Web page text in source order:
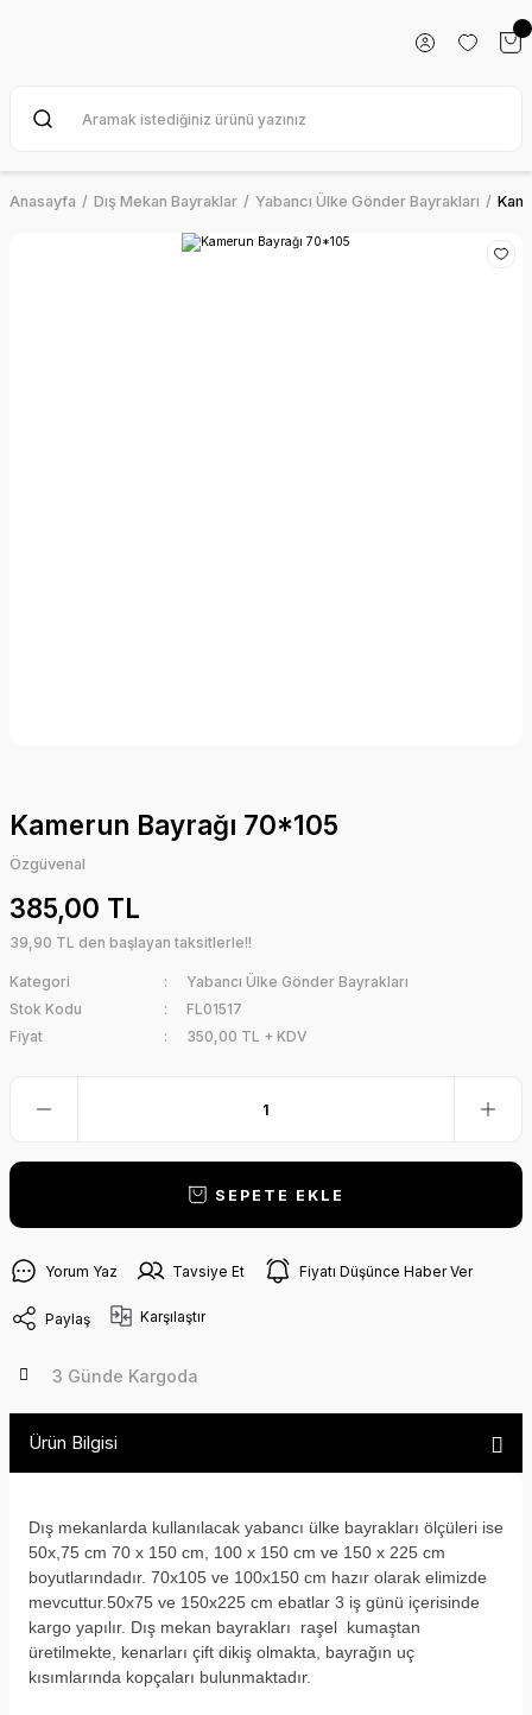
Anasayfa Dış Mekan Bayraklar Yabancı Ülke Gönder Bayrakları
Kamerun Bayrağı 70*105
Özgüvenal
385,00 TL
39,90 TL den başlayan taksitlerle!!
Kategori
Yabancı Ülke Gönder Bayrakları
Stok Kodu
FL01517
Fiyat
350,00 TL + KDV
SEPETE EKLE
Yorum Yaz Tavsiye Et Fiyatı Düşünce Haber Ver
Paylaş Karşılaştır
3 Günde Kargoda
Ürün Bilgisi
Dış mekanlarda kullanılacak yabancı ülke bayrakları ölçüleri ise
50x,75 cm 70 x 150 cm, 100 x 150 cm ve 150 x 225 cm
boyutlarındadır. 70x105 ve 100x150 cm hazır olarak elimizde
mevcuttur.50x75 ve 150x225 cm ebatlar 3 iş günü içerisinde
kargo yapılır. Dış mekan bayrakları raşel kumaştan
üretilmekte, kenarları çift dikiş olmakta, bayrağın uç
kısımlarında kopçaları bulunmaktadır.